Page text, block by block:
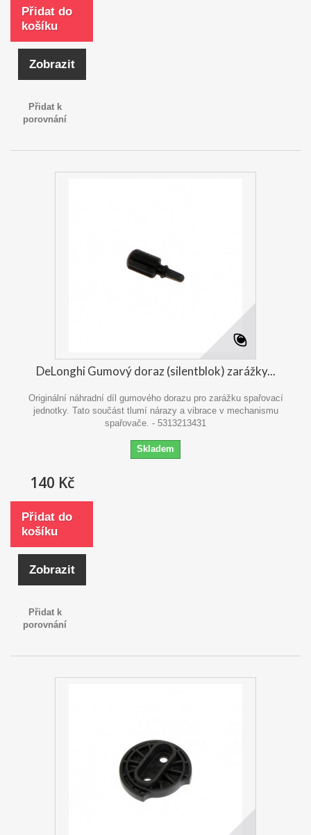
Přidat do
košíku
Zobrazit
Přidat k
porovnání
DeLonghi Gumový doraz (silentblok) zarážky...
Originální náhradní díl gumového dorazu pro zarážku spařovací
jednotky. Tato součást tlumí nárazy a vibrace v mechanismu
spařovače. - 5313213431
Skladem
140 Kč
Přidat do
košíku
Zobrazit
Přidat k
porovnání